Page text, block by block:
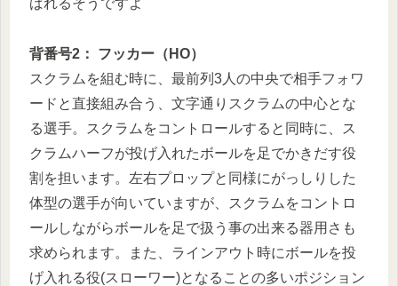
ばれるそうですよ
背番号2： フッカー（HO）
スクラムを組む時に、最前列3人の中央で相手フォワ
ードと直接組み合う、文字通りスクラムの中心とな
る選手。スクラムをコントロールすると同時に、ス
クラムハーフが投げ入れたボールを足でかきだす役
割を担います。左右プロップと同様にがっしりした
体型の選手が向いていますが、スクラムをコントロ
ールしながらボールを足で扱う事の出来る器用さも
求められます。また、ラインアウト時にボールを投
げ入れる役(スローワー)となることの多いポジション